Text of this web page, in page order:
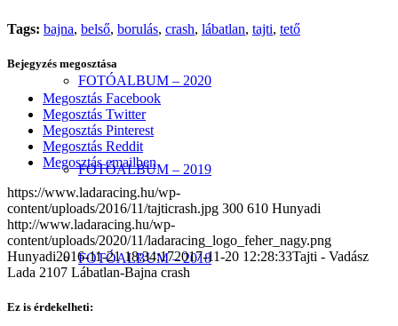
FOTÓALBUM – 2020
FOTÓALBUM – 2019
FOTÓALBUM – 2018
Tags: bajna, belső, borulás, crash, lábatlan, tajti, tető
Bejegyzés megosztása
Megosztás Facebook
Megosztás Twitter
Megosztás Pinterest
Megosztás Reddit
Megosztás emailben
https://www.ladaracing.hu/wp-
content/uploads/2016/11/tajticrash.jpg 300 610 Hunyadi
http://www.ladaracing.hu/wp-
content/uploads/2020/11/ladaracing_logo_feher_nagy.png
Hunyadi2016-11-21 18:34:172017-11-20 12:28:33Tajti - Vadász
Lada 2107 Lábatlan-Bajna crash
Ez is érdekelheti: